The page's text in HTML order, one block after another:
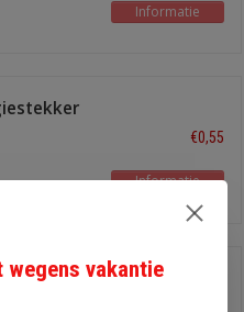
Informatie
€0,55
Informatie
vakantie